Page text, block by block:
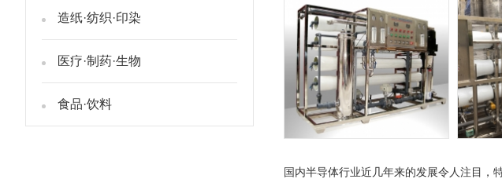
造纸·纺织·印染
医疗·制药·生物
食品·饮料
国内半导体行业近几年来的发展令人注目，